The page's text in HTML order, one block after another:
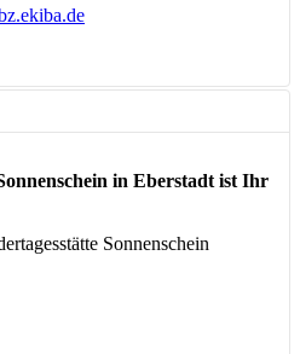
in Eberstadt ist Ihr
Sonnenschein